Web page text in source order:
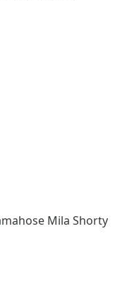
Mila Shorty